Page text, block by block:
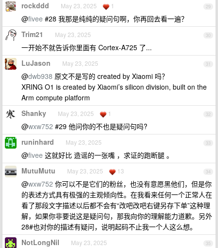
29
rockddd May 23, 2025 1
@fivee #28 我那是纯纯的疑问句啊，你再回去看一遍？
30
Trim21 May 23, 2025
一开始不就告诉你里面有 Cortex-A725 了...
31
LuJason May 23, 2025
@dwb938 原文不是写的 created by Xiaomi 吗？
XRING O1 is created by Xiaomi’s silicon division, built on the
Arm compute platform
32
Shanky May 23, 2025 1
@wxw752 #29 他问你的不也是疑问句吗?
33
runinhard May 23, 2025
@fivee 这就好比 造谣的一张嘴 ，求证的跑断腿 。
34
MutuMutu May 23, 2025 13
@wxw752 你可以不是它们的粉丝，也没有意愿黑他们，但是你
的表述方式具有极强的主观倾向性。在我看来任何一个正常人在
看了那段文字描述以后都不会有“改吧改吧右键另存下单”这种理
解，如果你非要说这是疑问句，那我向你的理解能力道歉。另外
28#也对你的描述有疑问，说明起码不止我一个人这么想。
35
NotLongNil May 23, 2025